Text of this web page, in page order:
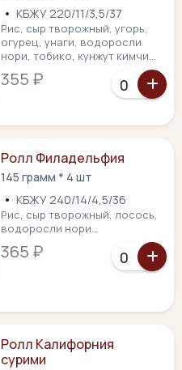
• КБЖУ 220/11/3,5/37
Рис, сыр творожный, угорь,
огурец, унаги, водоросли
нори, тобико, кунжут кимчи...
355 ₽
Ролл Филадельфия
145 грамм * 4 шт
• КБЖУ 240/14/4,5/36
Рис, сыр творожный, лосось,
водоросли нори...
365 ₽
Ролл Калифорния
сурими